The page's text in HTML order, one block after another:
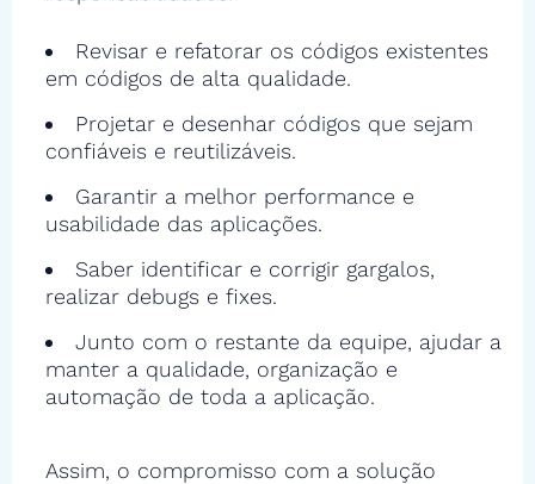
Revisar e refatorar os códigos existentes
em códigos de alta qualidade.
Projetar e desenhar códigos que sejam
confiáveis e reutilizáveis.
Garantir a melhor performance e
usabilidade das aplicações.
Saber identificar e corrigir gargalos,
realizar debugs e fixes.
Junto com o restante da equipe, ajudar a
manter a qualidade, organização e
automação de toda a aplicação.
Assim, o compromisso com a solução